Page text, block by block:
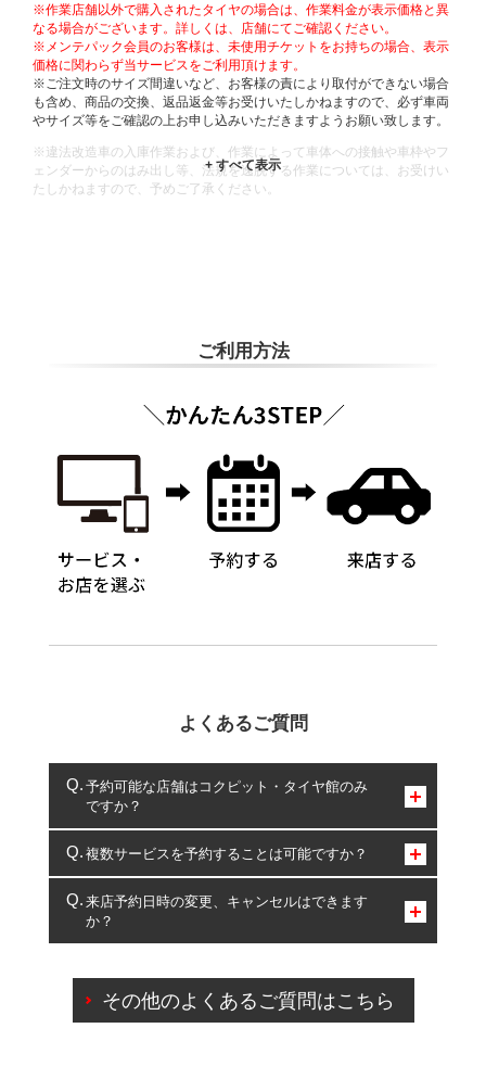
※作業店舗以外で購入されたタイヤの場合は、作業料金が表示価格と異
なる場合がございます。詳しくは、店舗にてご確認ください。
※メンテパック会員のお客様は、未使用チケットをお持ちの場合、表示
価格に関わらず当サービスをご利用頂けます。
※ご注文時のサイズ間違いなど、お客様の責により取付ができない場合
も含め、商品の交換、返品返金等お受けいたしかねますので、必ず車両
やサイズ等をご確認の上お申し込みいただきますようお願い致します。
※違法改造車の入庫作業および、作業によって車体への接触や車枠やフ
ェンダーからのはみ出し等、法規を逸脱する作業については、お受けい
たしかねますので、予めご了承ください。
ご利用方法
よくあるご質問
予約可能な店舗はコクピット・タイヤ館のみ
ですか？
コクピット・タイヤ館のみとなります。
複数サービスを予約することは可能ですか？
複数サービスのご予約は可能です。
一部の商品・サービスの組み合わせに限り、同時にご予約が
出来ないものもございます。
来店予約日時の変更、キャンセルはできます
か？
ご来店予約日の3営業日前を過ぎている場合のご予約
の日時変更につきましては、直接ご予約の店舗まで
その他のよくあるご質問はこちら